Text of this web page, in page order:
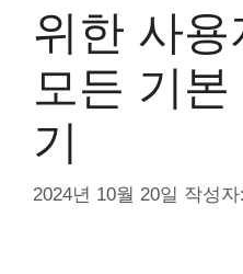
위한 사
모든 기본
기
2024년 10월 20일 작성자: